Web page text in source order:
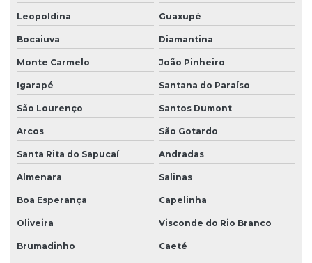
Leopoldina Guaxupé
Bocaiuva Diamantina
Monte Carmelo João Pinheiro
Igarapé Santana do Paraíso
São Lourenço Santos Dumont
Arcos São Gotardo
Santa Rita do Sapucaí Andradas
Almenara Salinas
Boa Esperança Capelinha
Oliveira Visconde do Rio Branco
Brumadinho Caeté